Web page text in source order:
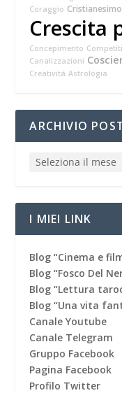
Coraggio Cristianesimo
Crescita
Concepimento
Canalizzazioni
Creatività Astrologia
ARCHIVIO
I MIEI LINK
Blog “Cinema e
Blog “Fosco Del
Blog “Lettura
Blog “Una vita
Canale Youtube
Canale Telegram
Gruppo Facebook
Pagina Facebook
Profilo Twitter